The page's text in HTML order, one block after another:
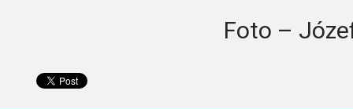
Foto –